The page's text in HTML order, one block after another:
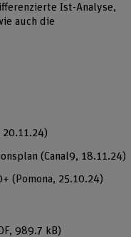
Ist-Analyse,
auch die
(Canal9, 18.11.24)
(Pomona, 25.10.24)
989.7 kB)